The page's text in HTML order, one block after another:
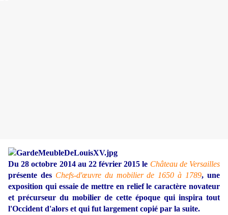
Du 28 octobre 2014 au 22 février 2015 le Château de Versailles
présente des Chefs-d'œuvre du mobilier de 1650 à 1789, une
exposition qui essaie de mettre en relief le caractère novateur
et précurseur du mobilier de cette époque qui inspira tout
l'Occident d'alors et qui fut largement copié par la suite.